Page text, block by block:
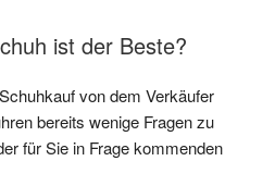
ist der Beste?
von dem Verkäufer
bereits wenige Fragen zu
für Sie in Frage kommenden